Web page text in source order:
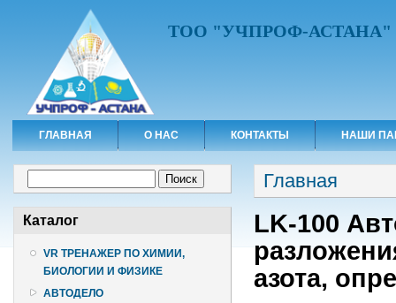
ТОО "УЧПРОФ-АСТАНА"
ГЛАВНАЯ О НАС КОНТАКТЫ НАШИ
Каталог
VR ТРЕНАЖЕР ПО ХИМИИ,
БИОЛОГИИ И ФИЗИКЕ
АВТОДЕЛО
Вы здесь
Главная
LK-100
азота,